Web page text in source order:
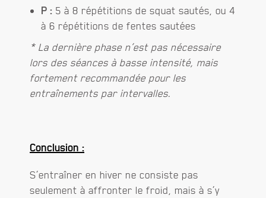
P : 5 à 8 répétitions de squat sautés, ou 4
à 6 répétitions de fentes sautées
*La dernière phase n’est pas nécessaire
lors des séances à basse intensité, mais
fortement recommandée pour les
entraînements par intervalles.
Conclusion :
S’entraîner en hiver ne consiste pas
seulement à affronter le froid, mais à s’y